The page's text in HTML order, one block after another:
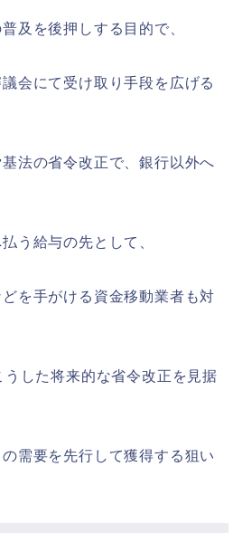
及を後押しする目的で、
会にて受け取り手段を広げる
法の省令改正で、銀行以外へ
う給与の先として、
を手がける資金移動業者も対
した将来的な省令改正を見据
需要を先行して獲得する狙い